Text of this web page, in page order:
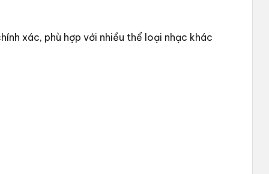
xác, phù hợp với nhiều thể loại nhạc khác